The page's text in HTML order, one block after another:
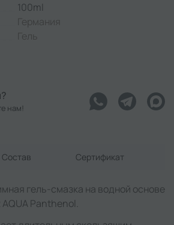
100ml
Германия
Гель
нам!
Состав Сертификат
гель-смазка на водной основе
AQUA Panthenol.